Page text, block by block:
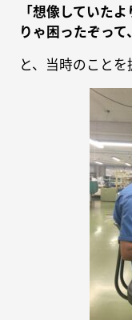
「想像していた
りゃ困ったぞって
と、当時のことを